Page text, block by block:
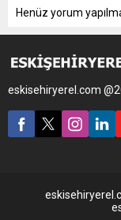
Henüz yorum
eskisehiryerel.com